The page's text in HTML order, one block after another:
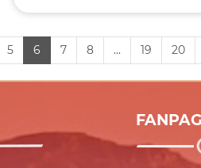
5 6 7 8 ... 19 20